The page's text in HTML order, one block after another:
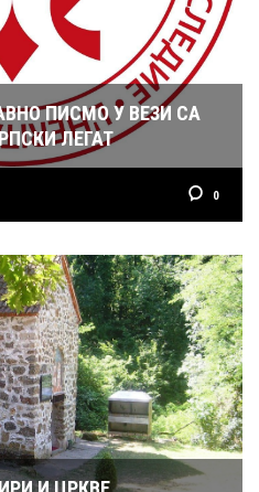
ПИСМО У ВЕЗИ СА
ЛЕГАТ
0